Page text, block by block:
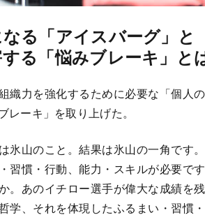
る「アイスバーグ」と
る「悩みブレーキ」と
織力を強化するために必要な「個人
レーキ」を取り上げた。
氷山のこと。結果は氷山の一角です
習慣・行動、能力・スキルが必要で
。あのイチロー選手が偉大な成績を
学、それを体現したふるまい・習慣